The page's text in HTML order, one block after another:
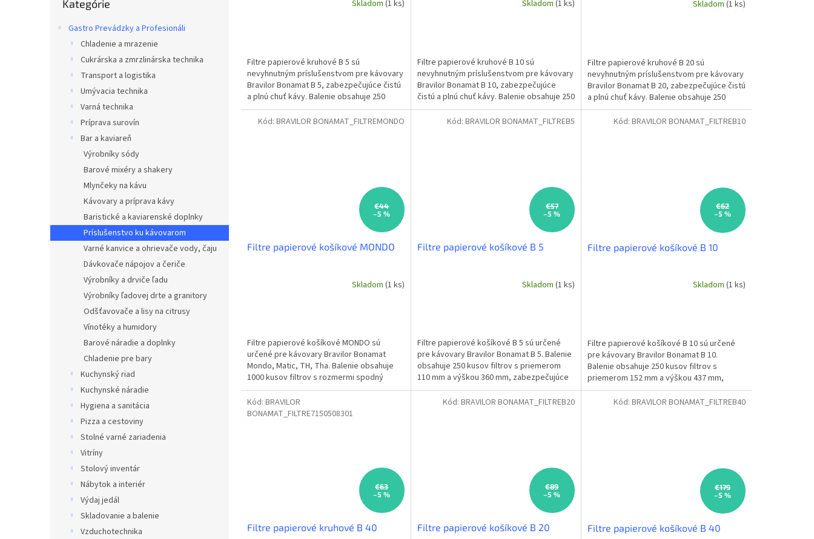
kategórie
Kategórie
Gastro Prevádzky a Profesionáli
Chladenie a mrazenie
Cukrárska a zmrzlinárska technika
Transport a logistika
Umývacia technika
Varná technika
Príprava surovín
Bar a kaviareň
Výrobníky sódy
Barové mixéry a shakery
Mlynčeky na kávu
Kávovary a príprava kávy
Baristické a kaviarenské doplnky
Príslušenstvo ku kávovarom
Varné kanvice a ohrievače vody, čaju
Dávkovače nápojov a čeriče
Výrobníky a drviče ľadu
Výrobníky ľadovej drte a granitory
Odšťavovače a lisy na citrusy
Vínotéky a humidory
Barové náradie a doplnky
Chladenie pre bary
Kuchynský riad
Kuchynské náradie
Hygiena a sanitácia
Pizza a cestoviny
Stolné varné zariadenia
Vitríny
Stolový inventár
Nábytok a interiér
Výdaj jedál
Skladovanie a balenie
Vzduchotechnika
Skladom (1 ks)
Filtre papierové kruhové B 5 sú
nevyhnutným príslušenstvom pre kávovary
Bravilor Bonamat B 5, zabezpečujúce čistú
a plnú chuť kávy. Balenie obsahuje 250
kusov filtrov s...
Skladom (1 ks)
Filtre papierové kruhové B 10 sú
nevyhnutným príslušenstvom pre kávovary
Bravilor Bonamat B 10, zabezpečujúce
čistú a plnú chuť kávy. Balenie obsahuje 250
kusov filtrov s...
Skladom (1 ks)
Filtre papierové kruhové B 20 sú
nevyhnutným príslušenstvom pre kávovary
Bravilor Bonamat B 20, zabezpečujúce čistú
a plnú chuť kávy. Balenie obsahuje 250
kusov filtrov s...
€44
–5 %
Filtre papierové košíkové MONDO
Skladom (1 ks)
Filtre papierové košíkové MONDO sú
určené pre kávovary Bravilor Bonamat
Mondo, Matic, TH, Tha. Balenie obsahuje
1000 kusov filtrov s rozmermi spodný
priemer 85 mm a horný...
Kód: BRAVILOR BONAMAT_FILTREMONDO
€57
–5 %
Filtre papierové košíkové B 5
Skladom (1 ks)
Filtre papierové košíkové B 5 sú určené
pre kávovary Bravilor Bonamat B 5. Balenie
obsahuje 250 kusov filtrov s priemerom
110 mm a výškou 360 mm, zabezpečujúce
optimálnu...
Kód: BRAVILOR BONAMAT_FILTREB5
€62
–5 %
Filtre papierové košíkové B 10
Skladom (1 ks)
Filtre papierové košíkové B 10 sú určené
pre kávovary Bravilor Bonamat B 10.
Balenie obsahuje 250 kusov filtrov s
priemerom 152 mm a výškou 437 mm,
zabezpečujúce optimálnu...
Kód: BRAVILOR BONAMAT_FILTREB10
€63
–5 %
Filtre papierové kruhové B 40
Kód: BRAVILOR
BONAMAT_FILTRE7150508301
€89
–5 %
Filtre papierové košíkové B 20
Kód: BRAVILOR BONAMAT_FILTREB20
€179
–5 %
Filtre papierové košíkové B 40
Kód: BRAVILOR BONAMAT_FILTREB40